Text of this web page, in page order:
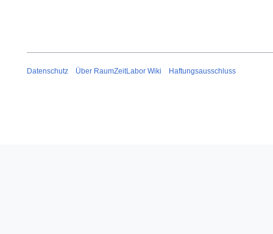
Datenschutz Über RaumZeitLabor Wiki Haftungsausschluss